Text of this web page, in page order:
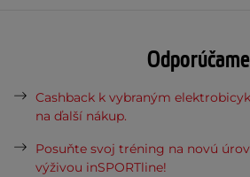
Odporúčame
Cashback k vybraným
na ďalší nákup.
Posuňte svoj tréning na novú
výživou inSPORTline!